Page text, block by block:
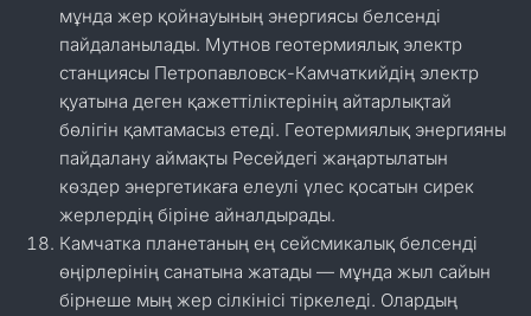
мұнда жер қойнауының энергиясы белсенді
пайдаланылады. Мутнов геотермиялық электр
станциясы Петропавловск-Камчаткийдің электр
қуатына деген қажеттіліктерінің айтарлықтай
бөлігін қамтамасыз етеді. Геотермиялық энергияны
пайдалану аймақты Ресейдегі жаңартылатын
көздер энергетикаға елеулі үлес қосатын сирек
жерлердің біріне айналдырады.
Камчатка планетаның ең сейсмикалық белсенді
өңірлерінің санатына жатады — мұнда жыл сайын
бірнеше мың жер сілкінісі тіркеледі. Олардың